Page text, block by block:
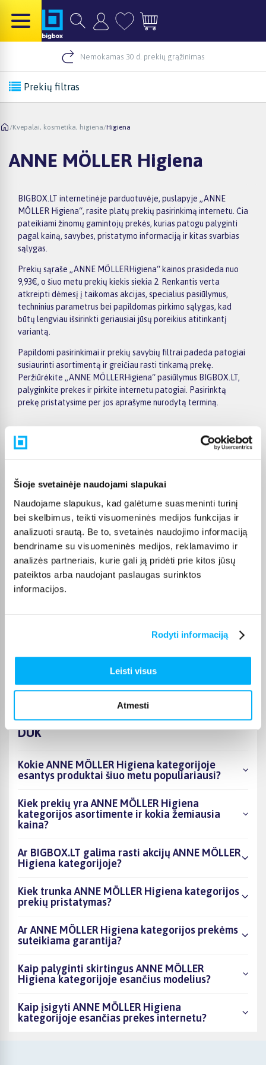
Šioje svetainėje naudojami slapukai
Naudojame slapukus, kad galėtume suasmeninti turinį
bei skelbimus, teikti visuomeninės medijos funkcijas ir
analizuoti srautą. Be to, svetainės naudojimo informaciją
bendriname su visuomeninės medijos, reklamavimo ir
analizės partneriais, kurie gali ją pridėti prie kitos jūsų
pateiktos arba naudojant paslaugas surinktos
informacijos.
Rodyti informaciją
Leisti visus
Atmesti
Nemokamas 30 d. prekių grąžinimas
Prekių filtras
/Kvepalai, kosmetika, higiena/Higiena
ANNE MÖLLER Higiena
BIGBOX.LT internetinėje parduotuvėje, puslapyje „ANNE
MÖLLER Higiena“, rasite platų prekių pasirinkimą internetu. Čia
pateikiami žinomų gamintojų prekės, kurias patogu palyginti
pagal kainą, savybes, pristatymo informaciją ir kitas svarbias
sąlygas.
Prekių sąraše „ANNE MÖLLERHigiena“ kainos prasideda nuo
9,93€, o šiuo metu prekių kiekis siekia 2. Renkantis verta
atkreipti dėmesį į taikomas akcijas, specialius pasiūlymus,
techninius parametrus bei papildomas pirkimo sąlygas, kad
būtų lengviau išsirinkti geriausiai jūsų poreikius atitinkantį
variantą.
Papildomi pasirinkimai ir prekių savybių filtrai padeda patogiai
susiaurinti asortimentą ir greičiau rasti tinkamą prekę.
Peržiūrėkite „ANNE MÖLLERHigiena“ pasiūlymus BIGBOX.LT,
palyginkite prekes ir pirkite internetu patogiai. Pasirinktą
prekę pristatysime per jos aprašyme nurodytą terminą.
Laima M.
Patvirtintas pirkėjas
👍
JOKŪBAS V.
DUK
Kokie ANNE MÖLLER Higiena kategorijoje
esantys produktai šiuo metu populiariausi?
Kiek prekių yra ANNE MÖLLER Higiena
kategorijos asortimente ir kokia žemiausia
kaina?
Ar BIGBOX.LT galima rasti akcijų ANNE MÖLLER
Higiena kategorijoje?
Kiek trunka ANNE MÖLLER Higiena kategorijos
prekių pristatymas?
Ar ANNE MÖLLER Higiena kategorijos prekėms
suteikiama garantija?
Kaip palyginti skirtingus ANNE MÖLLER
Higiena kategorijoje esančius modelius?
Kaip įsigyti ANNE MÖLLER Higiena
kategorijoje esančias prekes internetu?